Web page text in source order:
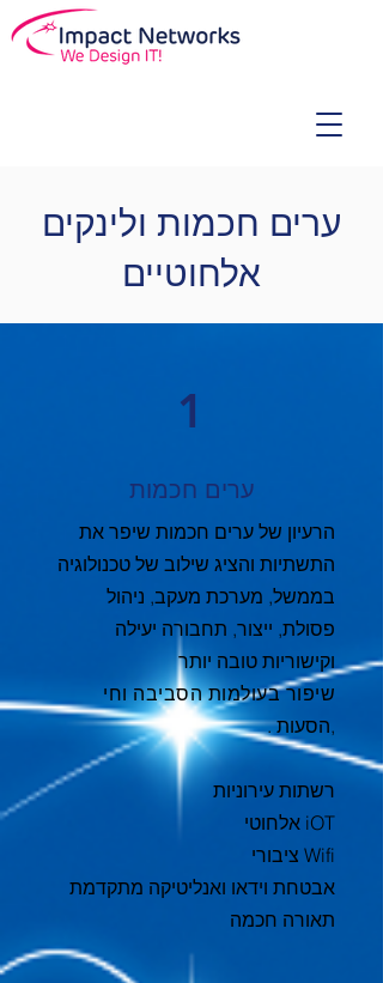
ערים חכמות ולינקים
אלחוטיים
1
ערים חכמות
הרעיון של ערים חכמות שיפר את
התשתיות והציג שילוב של טכנולוגיה
בממשל, מערכת מעקב, ניהול
פסולת, ייצור, תחבורה יעילה
וקישוריות טובה יותר
שיפור בעולמות הסביבה וחי
,הסעות .
רשתות עירוניות
iOT אלחוטי
Wifi ציבורי
אבטחת וידאו ואנליטיקה מתקדמת
תאורה חכמה